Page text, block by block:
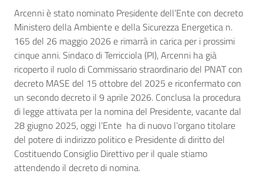
Arcenni è stato nominato Presidente dell’Ente con decreto
Ministero della Ambiente e della Sicurezza Energetica n.
165 del 26 maggio 2026 e rimarrà in carica per i prossimi
cinque anni. Sindaco di Terricciola (PI), Arcenni ha già
ricoperto il ruolo di Commissario straordinario del PNAT con
decreto MASE del 15 ottobre del 2025 e riconfermato con
un secondo decreto il 9 aprile 2026. Conclusa la procedura
di legge attivata per la nomina del Presidente, vacante dal
28 giugno 2025, oggi l’Ente ha di nuovo l’organo titolare
del potere di indirizzo politico e Presidente di diritto del
Costituendo Consiglio Direttivo per il quale stiamo
attendendo il decreto di nomina.